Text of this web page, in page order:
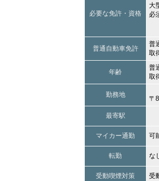
必要な免許・資格
大
必
普通自動車免許
普
取
年齢
普
取
勤務地
〒
最寄駅
マイカー通勤 可
転勤 な
受動喫煙対策 受